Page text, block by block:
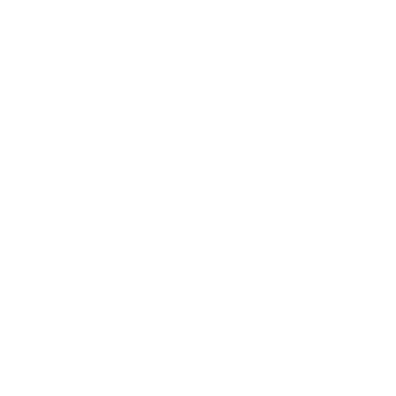
ありません。
です。
ず変更すること